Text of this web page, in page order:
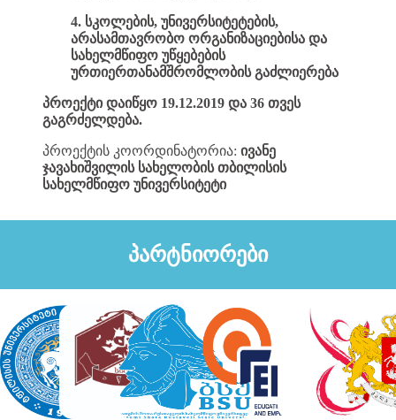
4. სკოლების, უნივერსიტეტების,
არასამთავრობო ორგანიზაციებისა და
სახელმწიფო უწყებების
ურთიერთანამშრომლობის გაძლიერება
პროექტი დაიწყო 19.12.2019 და 36 თვეს
გაგრძელდება.
პროექტის კოორდინატორია: ივანე
ჯავახიშვილის სახელობის თბილისის
სახელმწიფო უნივერსიტეტი
პარტნიორები